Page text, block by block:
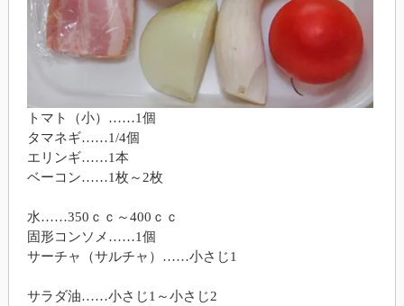
トマト（小）……1個
タマネギ……1/4個
エリンギ……1本
ベーコン……1枚～2枚
水……350ｃｃ～400ｃｃ
固形コンソメ……1個
サーチャ（サルチャ）……小さじ1
サラダ油……小さじ1～小さじ2